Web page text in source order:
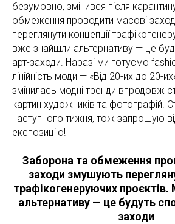
безумовно, змінився після
обмеження проводити масові
переглянути концепції
вже знайшли альтернативу — це
арт-заходи. Наразі ми готуємо
лінійність моди — «Від 20-их до 20-
змінилась модні тренди впродовж
картин художників та фотографій.
наступного тижня, тож запрошую
експозицію!
Заборона та обмеження
заходи змушують
трафікогенеруючих
альтернативу — це будуть
заходи